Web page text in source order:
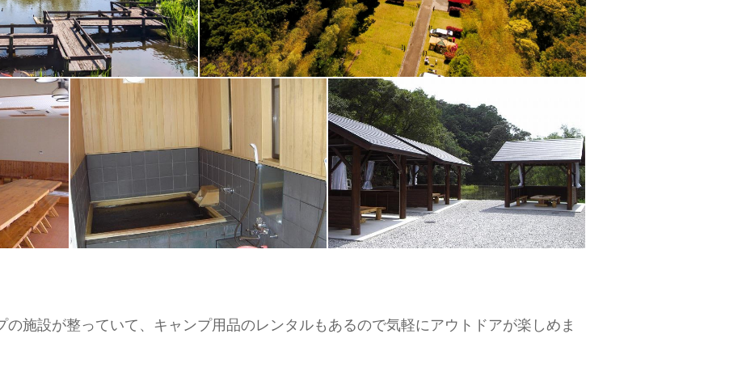
の施設が整っていて、キャンプ用品のレンタルもあるので気軽にアウトドアが楽しめま